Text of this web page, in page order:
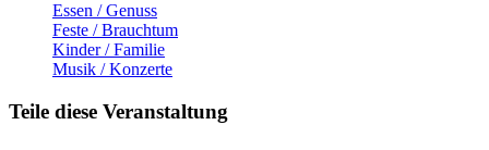
Essen / Genuss
Feste / Brauchtum
Kinder / Familie
Musik / Konzerte
Teile diese Veranstaltung